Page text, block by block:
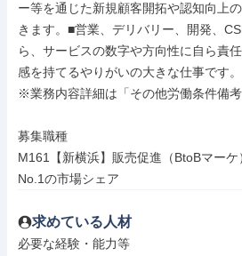
ー等を通じた新規顧客開拓や認知向上
きます。■営業、デリバリー、開発、
ら、サービスの数字や方向性に自ら責
感を持てるやりがいの大きな仕事です。
※業務内容詳細は「その他労働条件備
募集職種
M161【新横浜】販売促進（BtoBマー
No.1の市場シェア
求めている人材
必要な経験・能力等